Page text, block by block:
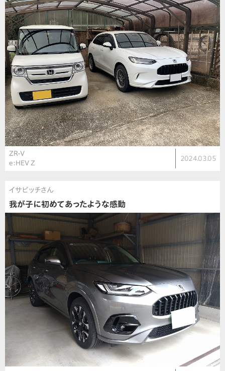
ZR-V
e:HEV Z
2024.03.05
イサビッチさん
我が子に初めてあったような感動